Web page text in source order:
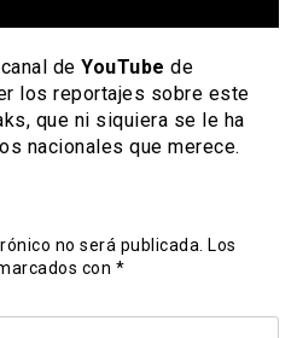
de YouTube de
los reportajes sobre este
que ni siquiera se le ha
nacionales que merece.
no será publicada.
Los
con *